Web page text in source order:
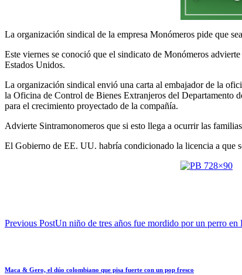
La organización sindical de la empresa Monómeros pide que
Este viernes se conoció que el sindicato de Monómeros
Estados Unidos.
La organización sindical envió una carta al embajador de la
la Oficina de Control de Bienes Extranjeros del Departamento
para el crecimiento proyectado de la compañía.
Advierte Sintramonomeros que si esto llega a ocurrir las
El Gobierno de EE. UU. habría condicionado la licencia a que
Previous PostUn niño de tres años fue mordido por un perro en
Maca & Gero, el dúo colombiano que pisa fuerte con un pop fresco